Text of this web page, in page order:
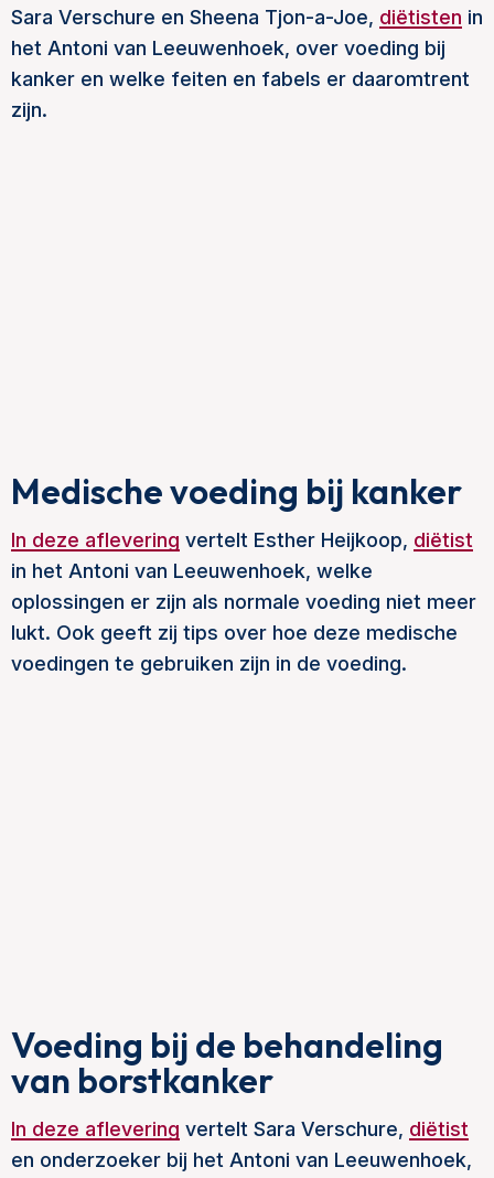
Sara Verschure en Sheena Tjon-a-Joe, diëtisten in
het Antoni van Leeuwenhoek, over voeding bij
kanker en welke feiten en fabels er daaromtrent
zijn.
Medische voeding bij kanker
In deze aflevering vertelt Esther Heijkoop, diëtist
in het Antoni van Leeuwenhoek, welke
oplossingen er zijn als normale voeding niet meer
lukt. Ook geeft zij tips over hoe deze medische
voedingen te gebruiken zijn in de voeding.
Voeding bij de behandeling
van borstkanker
In deze aflevering vertelt Sara Verschure, diëtist
en onderzoeker bij het Antoni van Leeuwenhoek,